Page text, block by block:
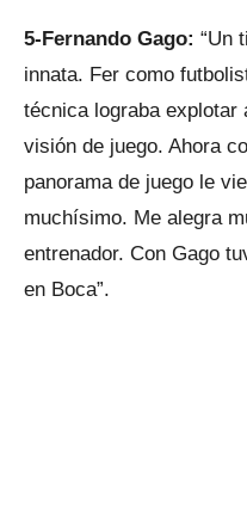
5-Fernando Gago: “Un
innata. Fer como
técnica lograba explotar
visión de juego. Ahora
panorama de juego le
muchísimo. Me alegra
entrenador. Con Gago
en Boca”.